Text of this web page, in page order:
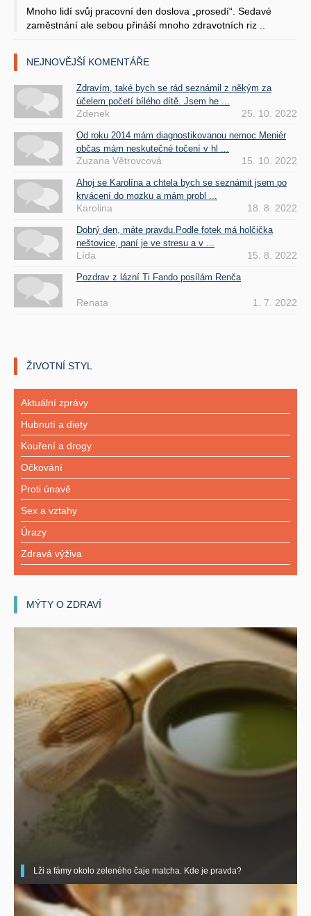
Mnoho lidí svůj pracovní den doslova „prosedí“. Sedavé
zaměstnání ale sebou přináší mnoho zdravotních riz ..
NEJNOVĚJŠÍ KOMENTÁŘE
Zdravím, také bych se rád seznámil z někým za
účelem početí bílého dítě. Jsem he ...
Zdenek 25. 10. 2022
Od roku 2014 mám diagnostikovanou nemoc Meniér
občas mám neskutečné točení v hl ...
Zuzana Větrovcová 15. 10. 2022
Ahoj se Karolína a chtela bych se seznámit jsem po
krvácení do mozku a mám probl ...
Karolina 18. 8. 2022
Dobrý den, máte pravdu.Podle fotek má holčička
neštovice, paní je ve stresu a v ...
Lída 15. 8. 2022
Pozdrav z lázní Ti Fando posílám Renča
Renata 1. 7. 2022
ŽIVOTNÍ STYL
Aktuální zprávy
Hubnutí a diety
Kouření a drogy
Očkování
Proti únavě
Sex a vztahy
Úrazy
Zdravá výživa
MÝTY O ZDRAVÍ
Lži a fámy okolo zeleného čaje matcha. Kde je pravda?